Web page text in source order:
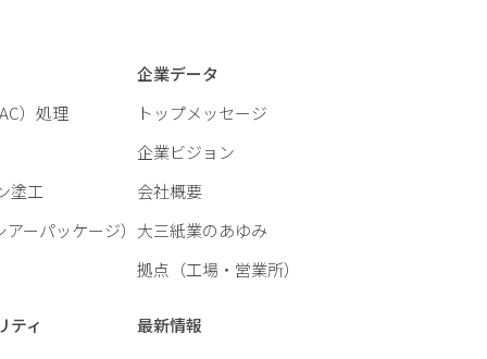
）処理
塗工
ーパッケージ）
ティ
企業データ
トップメッセージ
企業ビジョン
会社概要
大三紙業のあゆみ
拠点（工場・営業所）
最新情報